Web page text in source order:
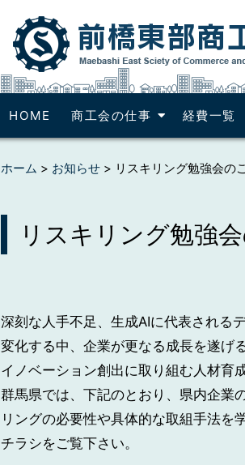
HOME 商工会の仕事 経費一覧
ホーム > お知らせ > リスキリング勉強会の
リスキリング勉強
深刻な人手不足、生成AIに代表される
変化する中、企業が更なる成長を遂げ
イノベーション創出に取り組む人材育
群馬県では、下記のとおり、県内企業
リングの必要性や具体的な取組手法を
チラシをご覧下さい。